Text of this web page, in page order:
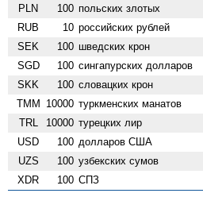
PLN 100 польских злотых
RUB 10 российских рублей
SEK 100 шведских крон
SGD 100 сингапурских долларов
SKK 100 словацких крон
TMM 10000 туркменских манатов
TRL 10000 турецких лир
USD 100 долларов США
UZS 100 узбекских сумов
XDR 100 СПЗ